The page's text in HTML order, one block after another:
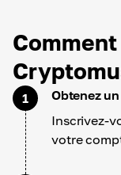
1
Obtenez
Inscrivez-
votre